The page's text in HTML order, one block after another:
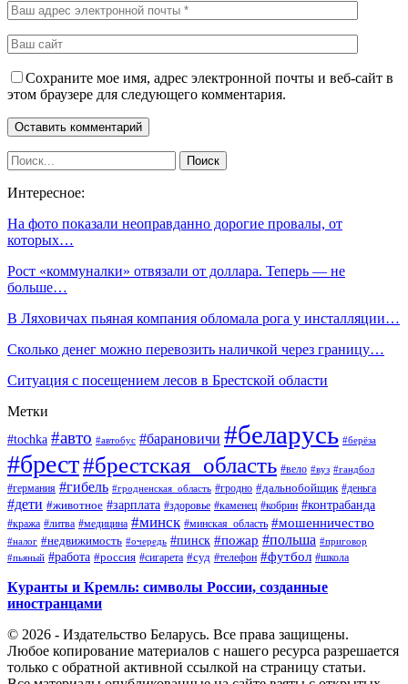
Сохраните мое имя, адрес электронной почты и веб-сайт в
этом браузере для следующего комментария.
Интересное:
На фото показали неоправданно дорогие провалы, от
которых…
Рост «коммуналки» отвязали от доллара. Теперь — не
больше…
В Ляховичах пьяная компания обломала рога у инсталляции…
Сколько денег можно перевозить наличкой через границу…
Ситуация с посещением лесов в Брестской области
Метки
#tochka #авто #автобус #барановичи #беларусь #берёза
#брест#брестская_область #вело #вуз #гандбол
#германия #гибель #гродненская_область #гродно #дальнобойщик #деньга
#дети #животное #зарплата #здоровье #каменец #кобрин #контрабанда
#кража #литва #медицина #минск #минская_область #мошенничество
#налог #недвижимость #очередь #пинск #пожар #польша #приговор
#пьяный #работа #россия #сигарета #суд #телефон #футбол #школа
Куранты и Кремль: символы России, созданные
иностранцами
© 2026 - Издательство Беларусь. Все права защищены.
Любое копирование материалов с нашего ресурса разрешается
только с обратной активной ссылкой на страницу статьи.